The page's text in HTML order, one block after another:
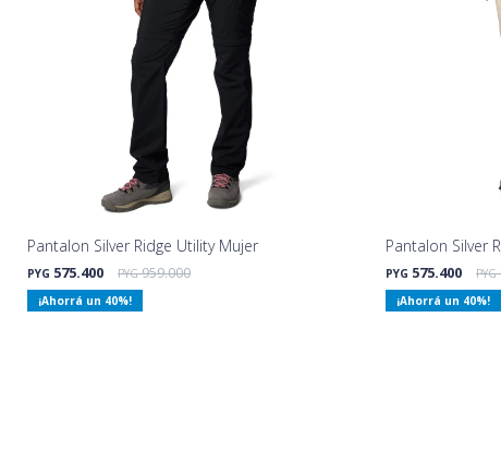
Pantalon Silver Ridge Utility Mujer
PYG 575.400 PYG 959.000
40
Pantalon Silver
PYG 575.400 PYG
40